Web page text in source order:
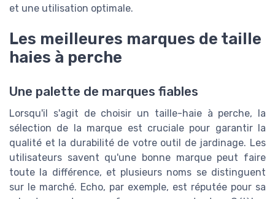
et une utilisation optimale.
Les meilleures marques de taille
haies à perche
Une palette de marques fiables
Lorsqu'il s'agit de choisir un taille-haie à perche, la
sélection de la marque est cruciale pour garantir la
qualité et la durabilité de votre outil de jardinage. Les
utilisateurs savent qu'une bonne marque peut faire
toute la différence, et plusieurs noms se distinguent
sur le marché. Echo, par exemple, est réputée pour sa